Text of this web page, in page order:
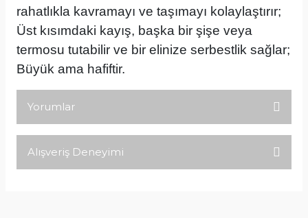
rahatlıkla kavramayı ve taşımayı kolaylaştırır;
Üst kısımdaki kayış, başka bir şişe veya
termosu tutabilir ve bir elinize serbestlik sağlar;
Büyük ama hafiftir.
Yorumlar
Alışveriş Deneyimi